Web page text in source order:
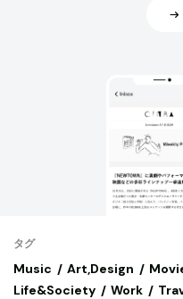
タグ
Music Art,Design
Life&Society
Work